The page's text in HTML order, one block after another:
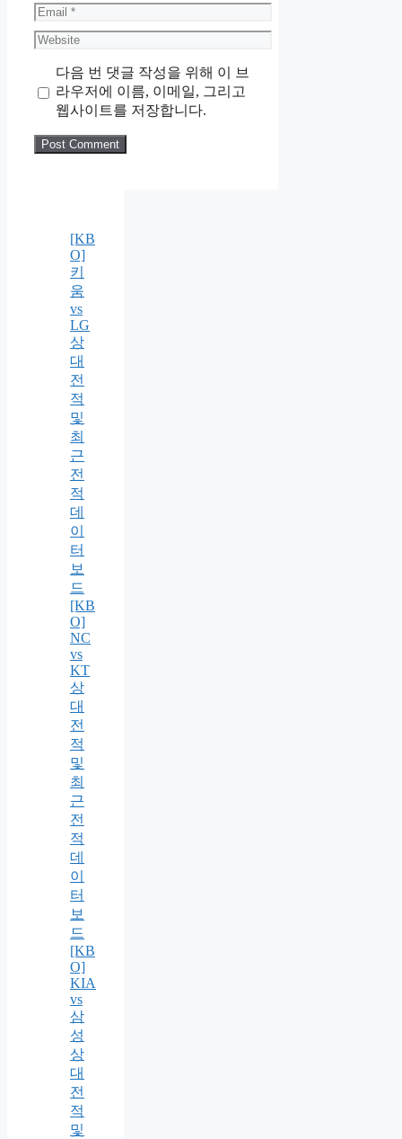
Email
Website
다음 번 댓글 작성을 위해 이 브
라우저에 이름, 이메일, 그리고
웹사이트를 저장합니다.
[KB
O]
키
움
vs
LG
상
대
전
적
및
최
근
전
적
데
이
터
보
드
[KB
O]
NC
vs
KT
상
대
전
적
및
최
근
전
적
데
이
터
보
드
[KB
O]
KIA
vs
삼
성
상
대
전
적
및